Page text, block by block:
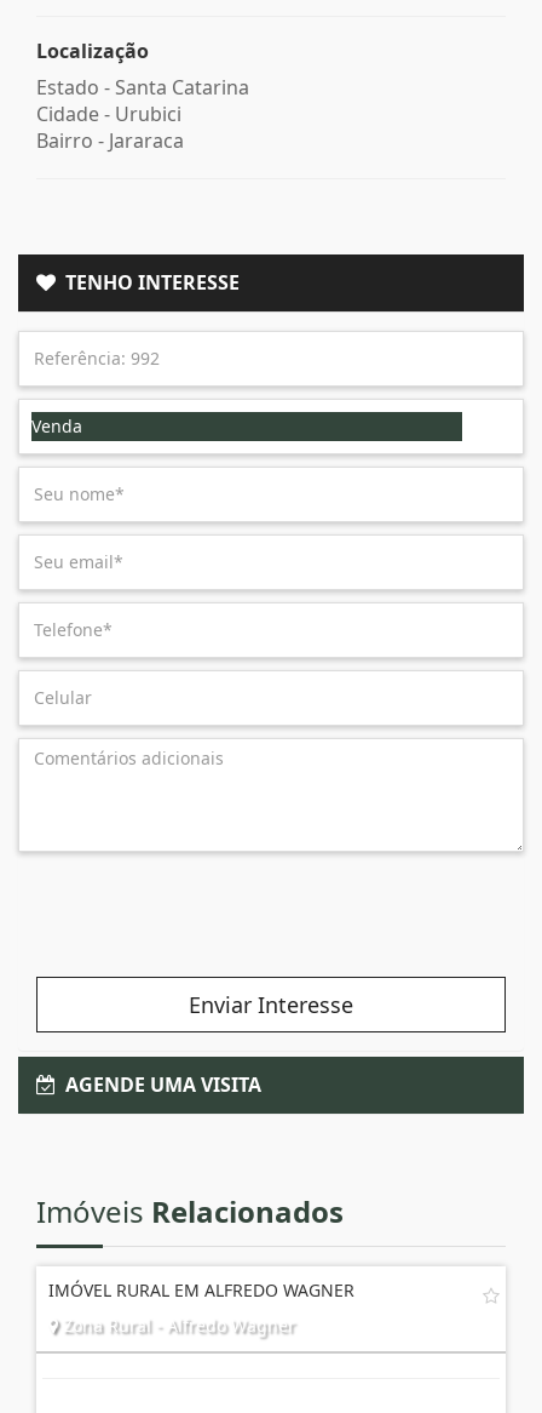
Localização
Estado - Santa Catarina
Cidade - Urubici
Bairro - Jararaca
TENHO INTERESSE
Venda
Enviar Interesse
AGENDE UMA VISITA
Imóveis Relacionados
IMÓVEL RURAL EM ALFREDO WAGNER
Zona Rural - Alfredo Wagner